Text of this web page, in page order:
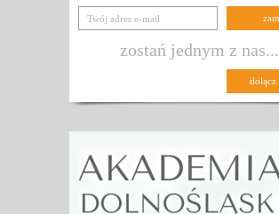
zostań jednym z nas...